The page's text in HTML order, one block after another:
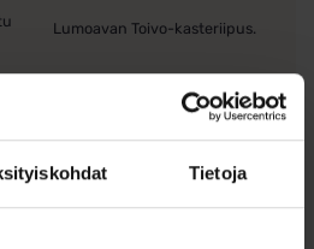
Tietoja
Lumoavan Toivo-kasteriipus.
Lisää ostoskoriin
Lisää toivelistalle